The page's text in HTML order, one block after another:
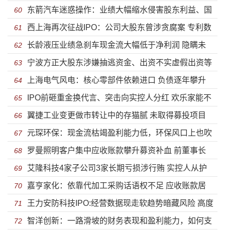
“利益输送”纠缠不清
60 东箭汽车迷惑操作：业绩大幅缩水侵害股东利益、国
际市场乏力仍野心勃勃扩大产能
61 西上海再次征战IPO：公司大股东曾涉贪腐案 专利数
据存猫腻
62 长龄液压业绩急刹车现金流大幅低于净利润 隐瞒未
披露信息股权高度集中隐患显现
63 宁波方正大股东涉嫌抽逃资金、出资不实虚假出资等
“空手套白狼”暴露上市不了了之？
64 上海电气风电：核心零部件依赖进口 负债逐年攀升
独立分拆上市前路几何？
65 IPO前砸重金换代言、突击向实控人分红 欢乐家能不
能“欢乐”IPO？
66 翼捷工业变更做市转让中的存猫腻 未取得募投项目
用地及尴尬的临时工
67 元琛环保：现金流枯竭盈利能力低，环保风口上也吹
不动
68 罗曼照明客户集中应收账款攀升募资补血 前董事长
蹊跷离职或与行贿有关
69 艾隆科技4家子公司3家长期亏损涉行贿 实控人从护
士直接到国企副总研发逐年下降
70 嘉亨家化：依靠代加工采购话语权不足 应收账款居
高不下大客户涉嫌传销
71 王力安防科技IPO:经营数据现走软趋势暗藏风险 高度
家族化企业能行多远？
72 智洋创新：一路滑坡的财务表现和盈利能力，如何支